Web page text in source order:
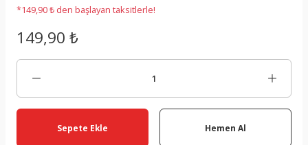
*149,90 ₺ den başlayan taksitlerle!
149,90 ₺
Sepete Ekle Hemen Al